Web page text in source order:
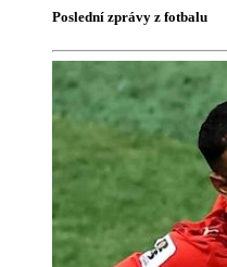
Poslední zprávy z fotbalu